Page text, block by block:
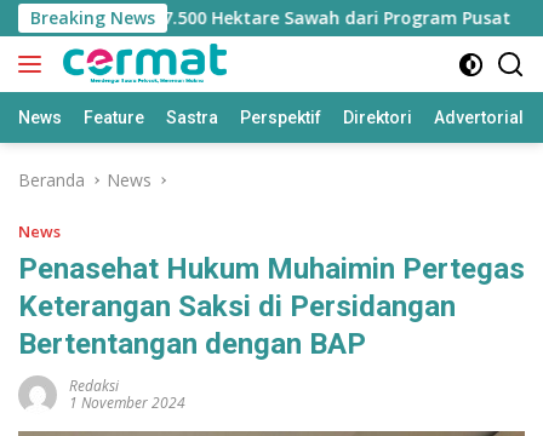
Langsung
ke
konten
Breaking News
Jatah 7.500 Hektare Sawah dari Program Pusat
News Feature Sastra Perspektif Direktori Advertorial
Beranda News
News
Penasehat Hukum Muhaimin Pertegas
Keterangan Saksi di Persidangan
Bertentangan dengan BAP
Redaksi
1 November 2024